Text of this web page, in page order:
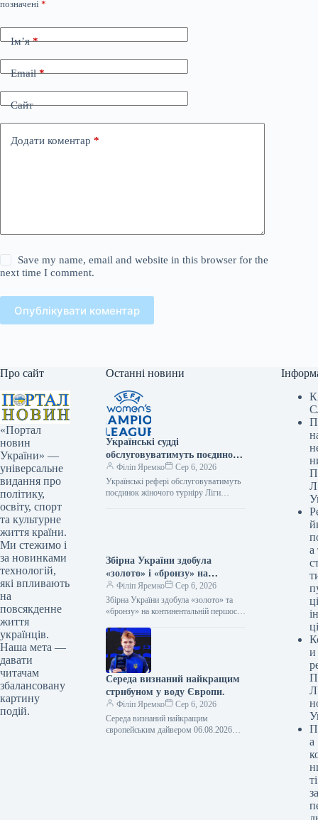
позначені *
Ім’я*
Email*
Сайт
Додати коментар *
Save my name, email and website in this browser for the
next time I comment.
Опублікувати коментар
Про сайт
«Портал
новин
України» —
універсальне
видання про
політику,
освіту, спорт
та культурне
життя країни.
Ми стежимо і
за новинками
технологій,
які впливають
на
повсякденне
життя
українців.
Наша мета —
давати
читачам
збалансовану
картину
подій.
Останні новини
Українські судді
обслуговуватимуть поєдинок
жіночої Ліги чемпіонів
Філіп Яремко
Сер 6, 2026
Українські рефері обслуговуватимуть
поєдинок жіночого турніру Ліги
Збірна України здобула
«золото» і «бронзу» на
континентальній першості з
хейболу
Філіп Яремко
Сер 6, 2026
Збірна України здобула «золото» та
«бронзу» на континентальній першості
У польському місті Кельце завершився
чемпіонат…
Середа визнаний найкращим
стрибуном у воду Європи.
Філіп Яремко
Сер 6, 2026
Середа визнаний найкращим
європейським дайвером 06.08.2026
Л
а
ці
и
а